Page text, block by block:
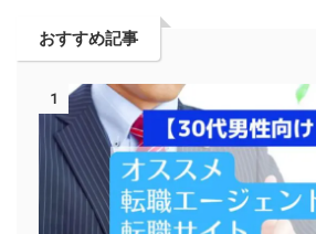
おすすめ記事
1